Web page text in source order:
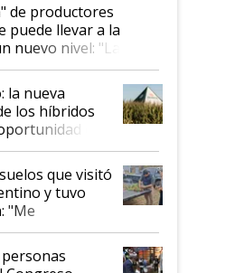
de productores
puede llevar a la
nuevo nivel: "Las
crecimiento son
la nueva
los híbridos
en
que visitó
y tuvo
"Me
personas